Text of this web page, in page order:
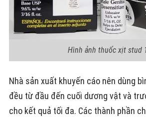
Hình ảnh thuốc xịt stud
Nhà sản xuất khuyến cáo nên dùng
đều từ đầu đến cuối dương vật và
cho kết quả tối đa. Các thành phần